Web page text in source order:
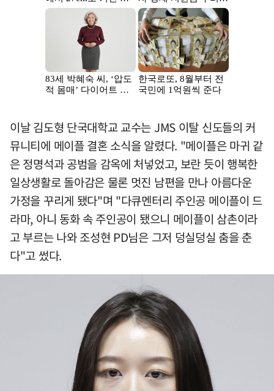
이날 김도형 단국대학교 교수는 JMS 이탈 신도들의 커
뮤니티에 메이플 결혼 소식을 알렸다. "메이플은 마귀 같
은 정명석과 공범을 감옥에 처넣었고, 보란 듯이 행복한
일상생활로 돌아감은 물론 멋진 남편을 만나 아름다운
가정을 꾸리게 됐다"며 "다큐멘터리 주인공 메이플이 드
라마, 아니 동화 속 주인공이 됐으니 메이플이 삼촌이라
고 부르는 나와 조성현 PD님은 그저 덩실덩실 춤을 춘
다"고 썼다.